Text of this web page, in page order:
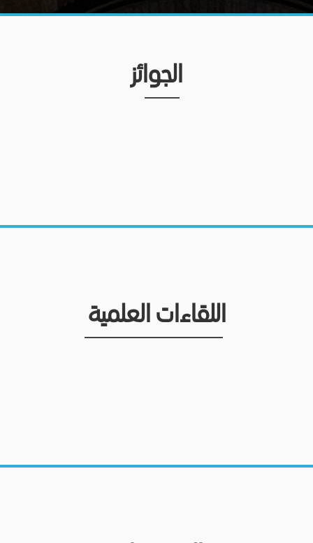
الجوائز
اللقاءات العلمية